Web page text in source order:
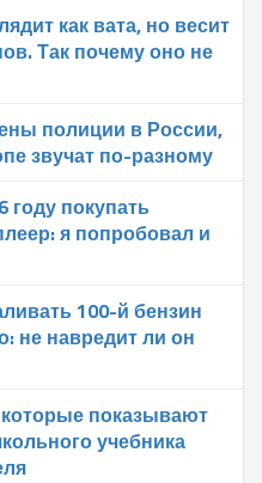
как вата, но весит
Так почему оно не
полиции в России,
звучат по-разному
году покупать
я попробовал и
100-й бензин
не навредит ли он
показывают
учебника